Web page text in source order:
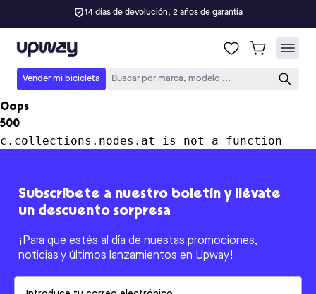
14 días de devolución, 2 años de garantía
Upway
Vender mi bicicleta Buscar por marca, modelo ...
Oops
500
c.collections.nodes.at is not a function
Subscríbete a nuestro boletín y llévate
un descuento sorpresa
¡Para que estés al día de nuestas promociones,
noticias y últimos lanzamientos en Upway!